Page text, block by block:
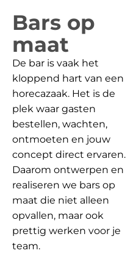
Bars op
maat
De bar is vaak het
kloppend hart van een
horecazaak. Het is de
plek waar gasten
bestellen, wachten,
ontmoeten en jouw
concept direct ervaren.
Daarom ontwerpen en
realiseren we bars op
maat die niet alleen
opvallen, maar ook
prettig werken voor je
team.